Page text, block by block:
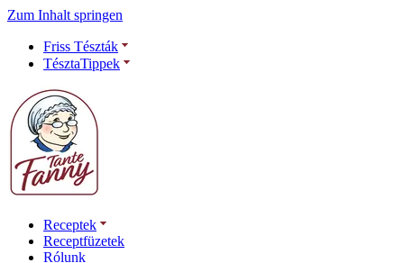
Zum Inhalt springen
Friss Tészták
TésztaTippek
Receptek
Receptfüzetek
Rólunk